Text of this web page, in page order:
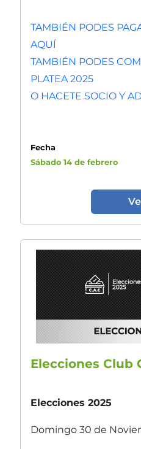
TAMBIÉN PODES
AQUÍ
TAMBIÉN PODES
PLATEA 2025
O HACETE SOCIO Y
Fecha
Sábado 14 de febrero
Elecciones Club
Elecciones 2025
Domingo 30 de